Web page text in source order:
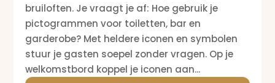
bruiloften. Je vraagt je af: Hoe gebruik je
pictogrammen voor toiletten, bar en
garderobe? Met heldere iconen en symbolen
stuur je gasten soepel zonder vragen. Op je
welkomstbord koppel je iconen aan...